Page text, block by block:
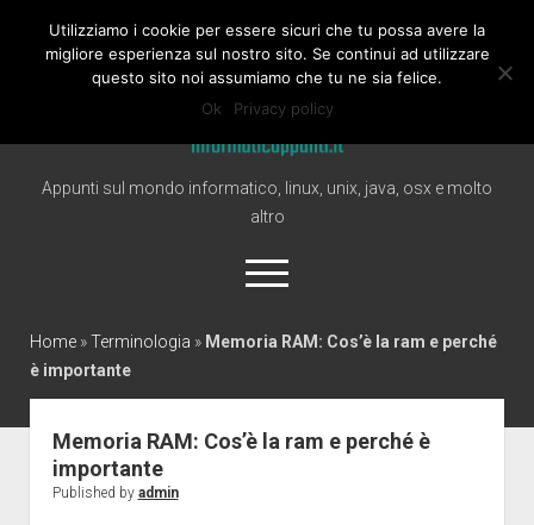
Informaticappunti
Appunti sul mondo informatico, linux, unix, java, osx e molto
altro
open
menu
twitter
Home
Windows
Home»Terminologia » Memoria RAM: Cos’è la ram e perché
è importante
Memoria RAM: Cos’è la ram e perché è
importante
Published by admin
Utilizziamo i cookie per essere sicuri che tu possa avere la
migliore esperienza sul nostro sito. Se continui ad utilizzare
questo sito noi assumiamo che tu ne sia felice.
Ok
Privacy policy